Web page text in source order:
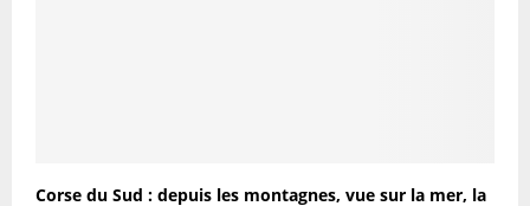
Corse du Sud : depuis les montagnes, vue sur la mer, la